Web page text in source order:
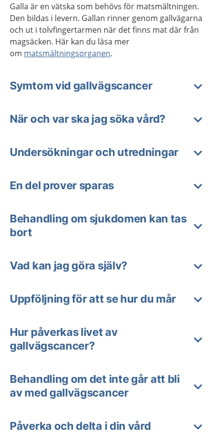
Galla är en vätska som behövs för matsmältningen.
Den bildas i levern. Gallan rinner genom gallvägarna
och ut i tolvfingertarmen när det finns mat där från
magsäcken. Här kan du läsa mer
om matsmältningsorganen.
Symtom vid gallvägscancer
När och var ska jag söka vård?
Undersökningar och utredningar
En del prover sparas
Behandling om sjukdomen kan tas
bort
Vad kan jag göra själv?
Uppföljning för att se hur du mår
Hur påverkas livet av
gallvägscancer?
Behandling om det inte går att bli
av med gallvägscancer
Påverka och delta i din vård